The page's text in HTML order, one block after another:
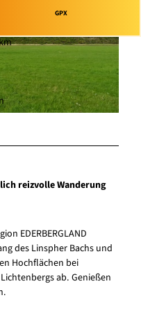
Ederbergland Touristik, Ederbergland Tourist
GPX
reizvolle Wanderung
EDERBERGLAND
des Linspher Bachs und
Hochflächen bei
ab. Genießen